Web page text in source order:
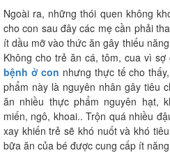
Ngoài ra, những thói quen không
cho con sau đây các mẹ cần phải
ít dầu mỡ vào thức ăn gây thiếu
Không cho trẻ ăn cá, tôm, cua vì
bệnh ở con nhưng thực tế cho
phẩm này là nguyên nhân gây tiêu
ăn nhiều thực phẩm nguyên hạt,
miến, ngô, khoai.. Trộn quá nhiều
xay khiến trẻ sẽ khó nuốt và khó
bữa ăn của bé được cung cấp ít